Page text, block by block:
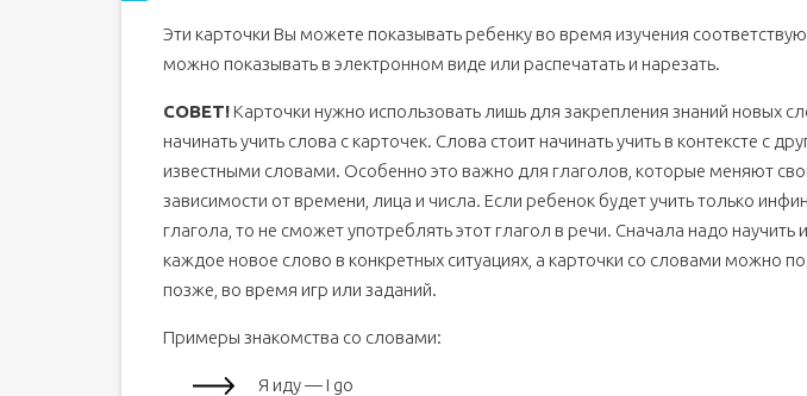
Эти карточки Вы можете показывать ребенку во время изучения
можно показывать в электронном виде или распечатать и нарезать.
СОВЕТ! Карточки нужно использовать лишь для закрепления знаний новых
начинать учить слова с карточек. Слова стоит начинать учить в контексте с
известными словами. Особенно это важно для глаголов, которые меняют
зависимости от времени, лица и числа. Если ребенок будет учить только
глагола, то не сможет употреблять этот глагол в речи. Сначала надо научить
каждое новое слово в конкретных ситуациях, а карточки со словами можно
позже, во время игр или заданий.
Примеры знакомства со словами:
Я иду — I go